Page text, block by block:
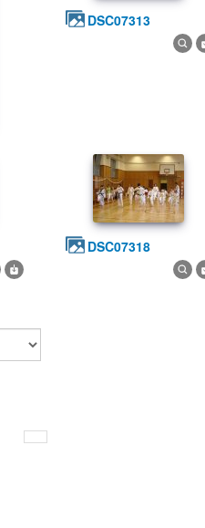
DSC07313
DSC07318